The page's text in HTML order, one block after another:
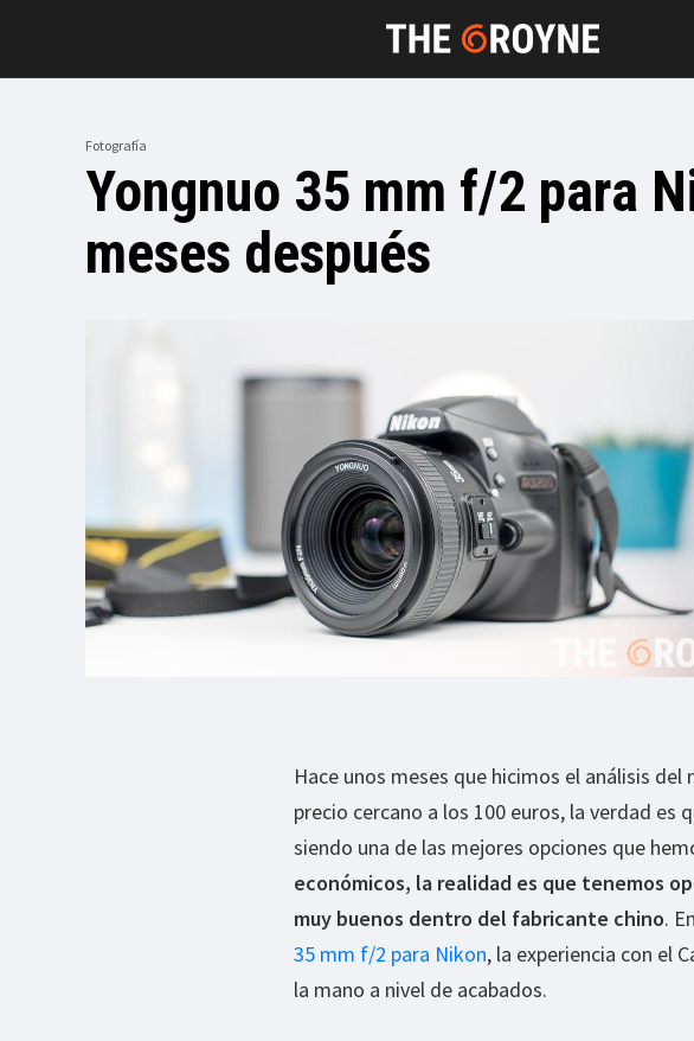
Fotografía
Yongnuo 35 mm f/2 para
meses después
Hace unos meses que hicimos el análisis
precio cercano a los 100 euros, la verdad es
siendo una de las mejores opciones que
económicos, la realidad es que tenemos
muy buenos dentro del fabricante chino.
35 mm f/2 para Nikon, la experiencia con el
la mano a nivel de acabados.